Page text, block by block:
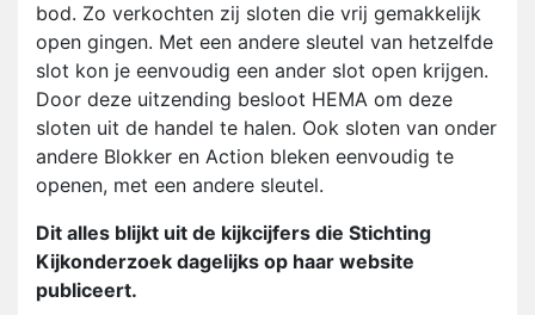
bod. Zo verkochten zij sloten die vrij gemakkelijk
open gingen. Met een andere sleutel van hetzelfde
slot kon je eenvoudig een ander slot open krijgen.
Door deze uitzending besloot HEMA om deze
sloten uit de handel te halen. Ook sloten van onder
andere Blokker en Action bleken eenvoudig te
openen, met een andere sleutel.
Dit alles blijkt uit de kijkcijfers die Stichting
Kijkonderzoek dagelijks op haar website
publiceert.